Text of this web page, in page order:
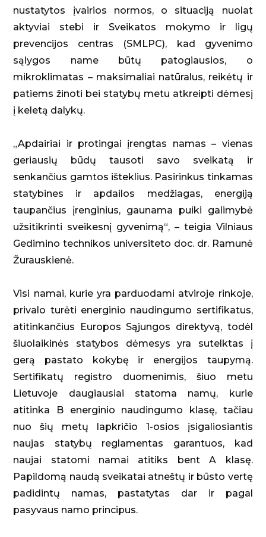
nustatytos įvairios normos, o situaciją nuolat
aktyviai stebi ir Sveikatos mokymo ir ligų
prevencijos centras (SMLPC), kad gyvenimo
sąlygos name būtų patogiausios, o
mikroklimatas – maksimaliai natūralus, reikėtų ir
patiems žinoti bei statybų metu atkreipti dėmesį
į keletą dalykų.
„Apdairiai ir protingai įrengtas namas – vienas
geriausių būdų tausoti savo sveikatą ir
senkančius gamtos išteklius. Pasirinkus tinkamas
statybines ir apdailos medžiagas, energiją
taupančius įrenginius, gaunama puiki galimybė
užsitikrinti sveikesnį gyvenimą“, – teigia Vilniaus
Gedimino technikos universiteto doc. dr. Ramunė
Žurauskienė.
Visi namai, kurie yra parduodami atviroje rinkoje,
privalo turėti energinio naudingumo sertifikatus,
atitinkančius Europos Sąjungos direktyvą, todėl
šiuolaikinės statybos dėmesys yra sutelktas į
gerą pastato kokybę ir energijos taupymą.
Sertifikatų registro duomenimis, šiuo metu
Lietuvoje daugiausiai statoma namų, kurie
atitinka B energinio naudingumo klasę, tačiau
nuo šių metų lapkričio 1-osios įsigaliosiantis
naujas statybų reglamentas garantuos, kad
naujai statomi namai atitiks bent A klasę.
Papildomą naudą sveikatai atneštų ir būsto vertę
padidintų namas, pastatytas dar ir pagal
pasyvaus namo principus.